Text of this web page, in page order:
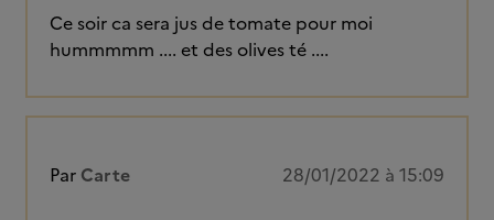
Ce soir ca sera jus de tomate pour moi
hummmmm .... et des olives té ....
Par Carte 28/01/2022 à 15:09